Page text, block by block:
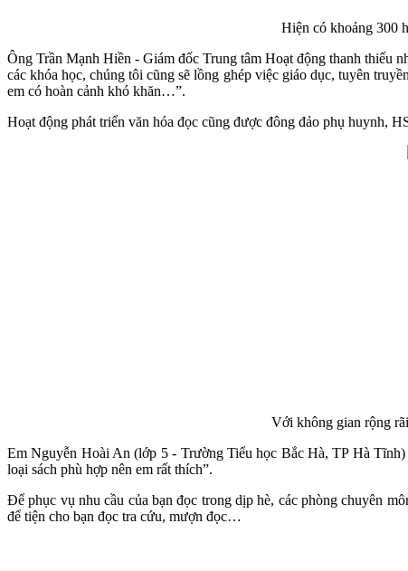
Hiện có khoảng 300
Ông Trần Mạnh Hiền - Giám đốc Trung tâm Hoạt động thanh thiếu
các khóa học, chúng tôi cũng sẽ lồng ghép việc giáo dục, tuyên
em có hoàn cảnh khó khăn…”.
Hoạt động phát triển văn hóa đọc cũng được đông đảo phụ huynh,
Với không gian rộng
Em Nguyễn Hoài An (lớp 5 - Trường Tiểu học Bắc Hà, TP Hà Tĩnh)
loại sách phù hợp nên em rất thích”.
Để phục vụ nhu cầu của bạn đọc trong dịp hè, các phòng chuyên
để tiện cho bạn đọc tra cứu, mượn đọc…